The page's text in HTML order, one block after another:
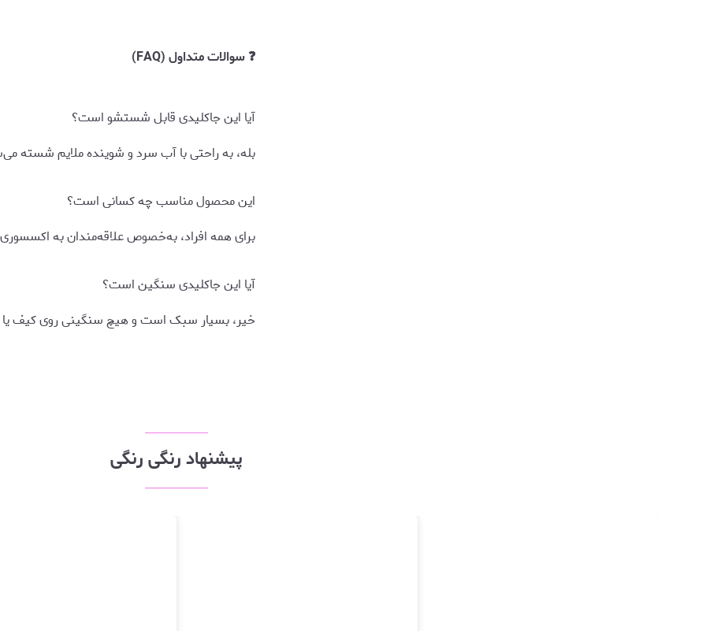
❓ سوالات متداول (FAQ)
آیا این جاکلیدی قابل شستشو است؟
بله، به راحتی با آب سرد و شوینده ملایم شسته
این محصول مناسب چه کسانی است؟
برای همه افراد، به‌خصوص علاقه‌مندان به
آیا این جاکلیدی سنگین است؟
خیر، بسیار سبک است و هیچ سنگینی روی کیف یا
پیشنهاد رنگی رنگی